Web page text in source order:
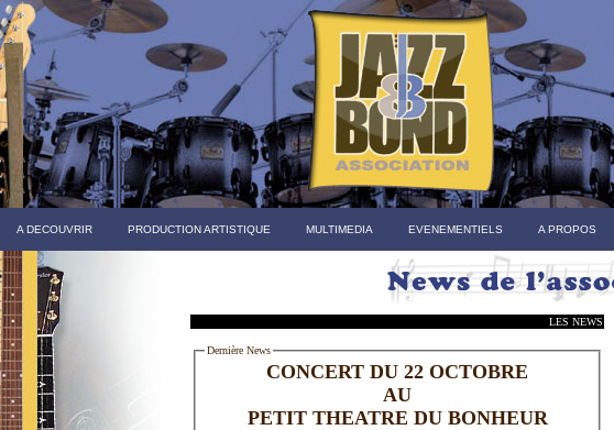
A DECOUVRIR PRODUCTION ARTISTIQUE MULTIMEDIA EVENEMENTIELS A PROPOS
LES NEWS
Dernière News
CONCERT DU 22 OCTOBRE
AU
PETIT THEATRE DU BONHEUR